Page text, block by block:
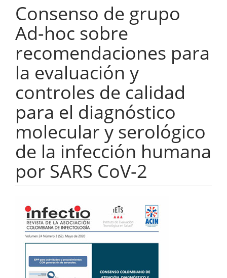
Consenso de grupo
Ad-hoc sobre
recomendaciones para
la evaluación y
controles de calidad
para el diagnóstico
molecular y serológico
de la infección humana
por SARS CoV-2
Barra
lateral
del
artículo